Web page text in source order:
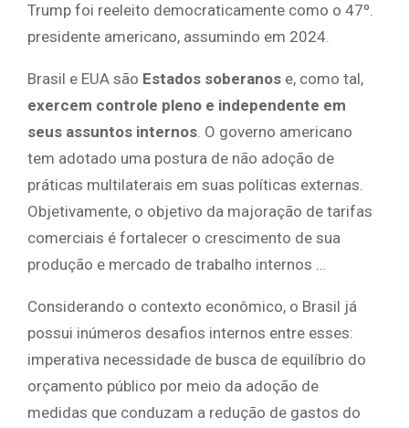
Trump foi reeleito democraticamente como o 47º.
presidente americano, assumindo em 2024.
Brasil e EUA são Estados soberanos e, como tal,
exercem controle pleno e independente em
seus assuntos internos. O governo americano
tem adotado uma postura de não adoção de
práticas multilaterais em suas políticas externas.
Objetivamente, o objetivo da majoração de tarifas
comerciais é fortalecer o crescimento de sua
produção e mercado de trabalho internos …
Considerando o contexto econômico, o Brasil já
possui inúmeros desafios internos entre esses:
imperativa necessidade de busca de equilíbrio do
orçamento público por meio da adoção de
medidas que conduzam a redução de gastos do